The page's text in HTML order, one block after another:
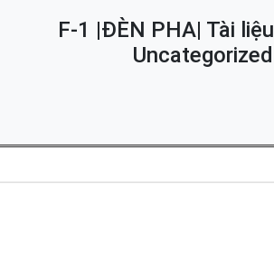
Nhóm Phụ Tùng
F-1 |ĐÈN PHA| Tài
Uncategorized